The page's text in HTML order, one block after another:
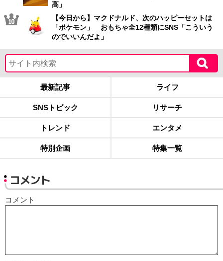
高」
【今日から】マクドナルド、次のハッピーセットは
「ポケモン」 おもちゃ全12種類にSNS「こういう
のでいいんだよ」
最新記事 ライフ
SNSトピック リサーチ
トレンド エンタメ
特別企画 特集一覧
コメント
コメント